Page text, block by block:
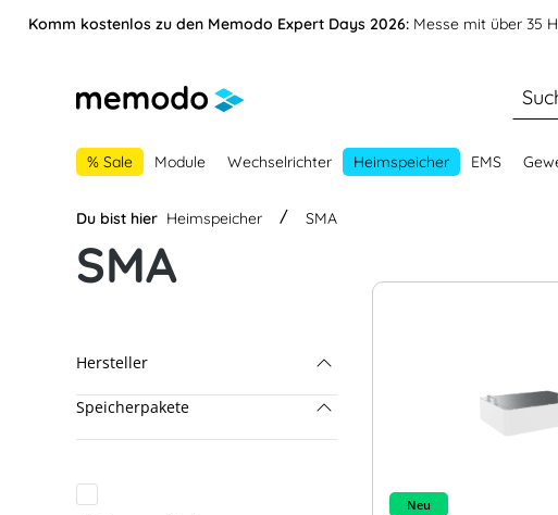
springen Zur Navigation der B2B-Plattform springen
Komm kostenlos zu den Memodo Expert Days 2026: Messe mit über 35
% Sale Module Wechselrichter Heimspeicher EMS
Du bist hier Heimspeicher SMA
SMA
Hersteller
SMA
Speicherpakete
Neu